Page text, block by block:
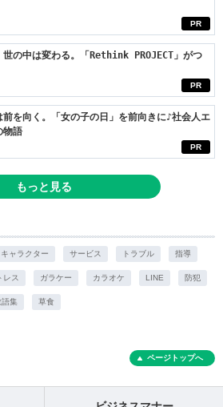
PR
PR
世の中は変わる。「Rethink PROJECT」がつ
PR
前を向く。「女の子の日」を前向きに♪社会人エ
物語
もっと見る
キャラクター サービス トラブル 指導
レス ガラケー カラオケ LINE 防犯
語集 草食
ページトップへ